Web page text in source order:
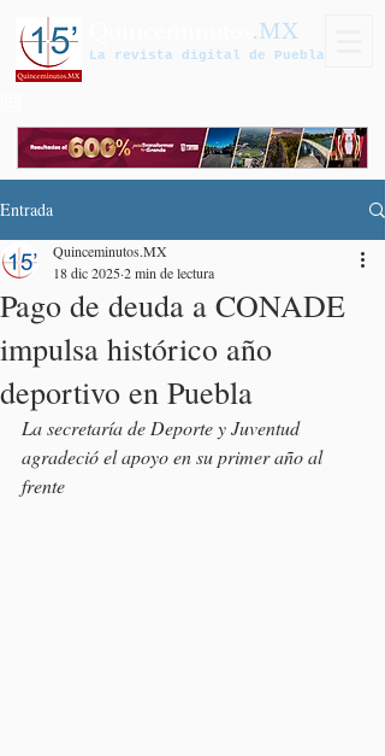
.MX
La revista digital de Puebla
Entrada
Pago de deuda a CONADE
impulsa histórico año
deportivo en Puebla
Quinceminutos.MX
18 dic 20252 min de lectura
La secretaría de Deporte y Juventud
agradeció el apoyo en su primer año al
frente